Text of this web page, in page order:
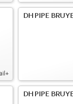
DH PIPE
DH PIPE